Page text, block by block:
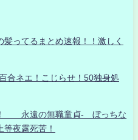
ってるまとめ速報！！激しく
合ネエ！こじらせ！50独身処
！ 永遠の無職童貞- ぼっちな
夜露死苦！